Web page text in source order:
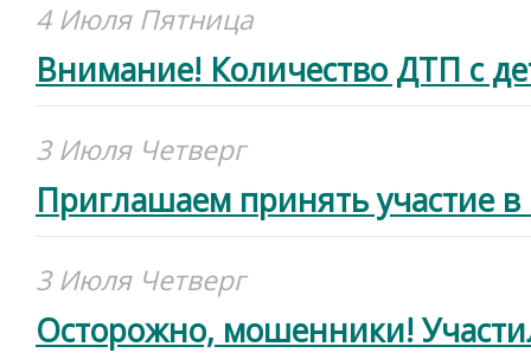
4 Июля Пятница
Внимание! Количество ДТП с
3 Июля Четверг
Приглашаем принять участие
3 Июля Четверг
Осторожно, мошенники!